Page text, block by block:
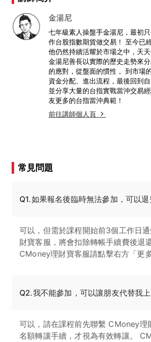
金湯尼
七年級素人操盤手金湯尼，最初
作台股指數期貨做交易！ 至今已
他仍然持續活耀於市場之中，天
金湯尼善長以實際的歷史走勢來
的應對，從盤面的慣性， 到市場
資金分配、進出流程，最後回到
並分享大量的台指實戰當沖交易
友更多的台指當沖典範！
前往講師個人頁
常見問題
Q1.如果報名後臨時無法參加，可以退
可以，但需於課程開始前3個工作日
財寶客服，將會扣除轉帳手續費後退
CMoney理財寶客服請點擊右方「更多
Q2.我不能參加，可以讓朋友代替我
可以，請在課程前先聯繫 CMoney理
名額轉讓手續，才視為有效轉讓。